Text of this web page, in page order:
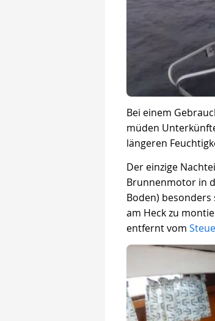
Bei einem
müden
längeren
Der einzige
Brunnenmotor in
Boden) besonders
am Heck zu
entfernt vom